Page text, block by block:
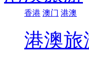
香港 澳门 港澳
港澳旅